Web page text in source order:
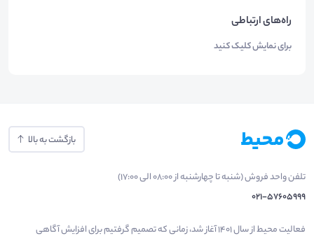
راه‌های ارتباطی
برای نمایش کلیک کنید
بازگشت به بالا
تلفن واحد فروش (شنبه تا چهارشنبه از 08:00 الی 17:00)
021-57605999
فعالیت محیط از سال 1401 آغاز شد، زمانی که تصمیم گرفتیم برای افزایش آگاهی